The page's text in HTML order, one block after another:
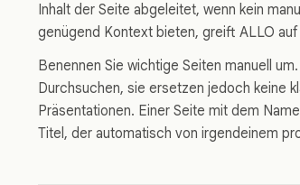
Inhalt der Seite abgeleitet, wenn kein
genügend Kontext bieten, greift ALLO
Benennen Sie wichtige Seiten manuell
Durchsuchen, sie ersetzen jedoch keine
Präsentationen. Einer Seite mit dem
Titel, der automatisch von irgendeinem